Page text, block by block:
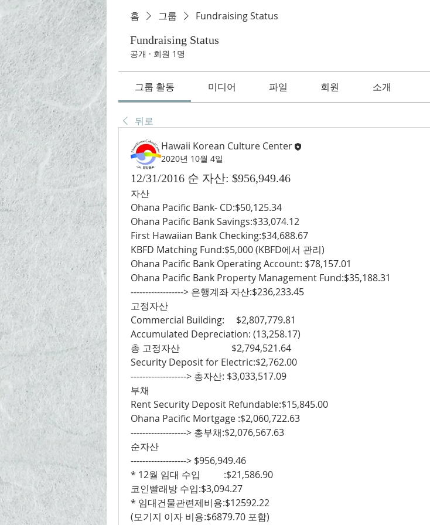
홈 그룹
Fundraising Status
Fundraising Status
공개 · 회원 1명
그룹 활동 미디어 파일 회원 소개
뒤로
Hawaii Korean Culture Center
2020년 10월 4일
12/31/2016 순 자산: $956,949.46
자산
Ohana Pacific Bank- CD:$50,125.34
Ohana Pacific Bank Savings:$33,074.12
First Hawaiian Bank Checking:$34,688.67
KBFD Matching Fund:$5,000 (KBFD에서 관리)
Ohana Pacific Bank Operating Account: $78,157.01
Ohana Pacific Bank Property Management Fund:$35,188.31
------------------> 은행계좌 자산:$236,233.45
고정자산
Commercial Building:     $2,807,779.81
Accumulated Depreciation: (13,258.17)
총 고정자산                      $2,794,521.64
Security Deposit for Electric:$2,762.00
-------------------> 총자산: $3,033,517.09
부채
Rent Security Deposit Refundable:$15,845.00
Ohana Pacific Mortgage :$2,060,722.63
-------------------> 총부채:$2,076,567.63
순자산
-------------------> $956,949.46
* 12월 임대 수입          :$21,586.90
코인빨래방 수입:$3,094.27
* 임대건물관련제비용:$12592.22
(모기지 이자 비용:$6879.70 포함)